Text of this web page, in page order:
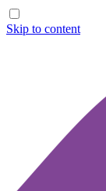
Skip to content